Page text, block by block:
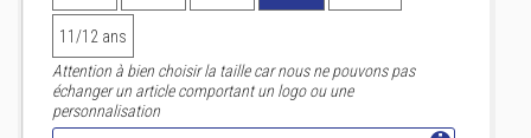
11/12 ans
Attention à bien choisir la taille car nous ne pouvons pas
échanger un article comportant un logo ou une
personnalisation